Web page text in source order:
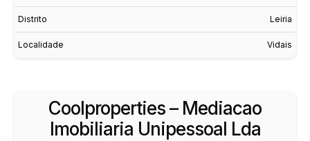
Distrito Leiria
Localidade Vidais
Coolproperties – Mediacao
Imobiliaria Unipessoal Lda